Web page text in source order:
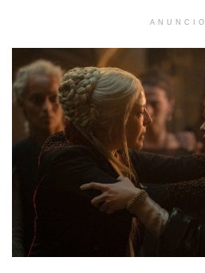
ANUNCIO